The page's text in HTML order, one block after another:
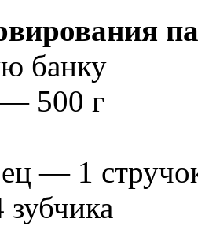
банку
500 г
— 1